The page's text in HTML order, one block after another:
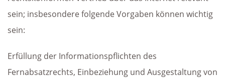
sein; insbesondere folgende Vorgaben können wichtig
sein:
Erfüllung der Informationspflichten des
Fernabsatzrechts, Einbeziehung und Ausgestaltung von